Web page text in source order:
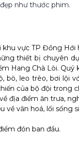
như thước phim.
khu vực TP Đồng
thiết bị chuyên
Hang Chà Lòi.
bò, leo trèo, bơi lội
của bộ đội trong
địa điểm ăn trưa,
về văn hoá, lối sống
đón ban đầu.